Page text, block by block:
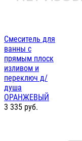
Смеситель для
ванны с
прямым плоск
изливом и
переключ д/
душа
ОРАНЖЕВЫЙ
3 335 руб.